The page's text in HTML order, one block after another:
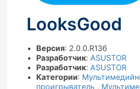
LooksGood
Версия: 2.0.0.R136
Разработчик: ASUSTOR
Разработчик: ASUSTOR
Категории:
проигрыватель ,